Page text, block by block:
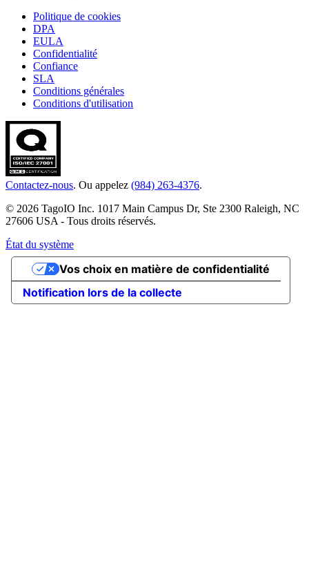
Politique de cookies
DPA
EULA
Confidentialité
Confiance
SLA
Conditions générales
Conditions d'utilisation
Contactez-nous. Ou appelez (984) 263-4376.
© 2026 TagoIO Inc. 1017 Main Campus Dr, Ste 2300 Raleigh, NC
27606 USA - Tous droits réservés.
État du système
Notification lors de la collecte
Vos choix en matière de confidentialité